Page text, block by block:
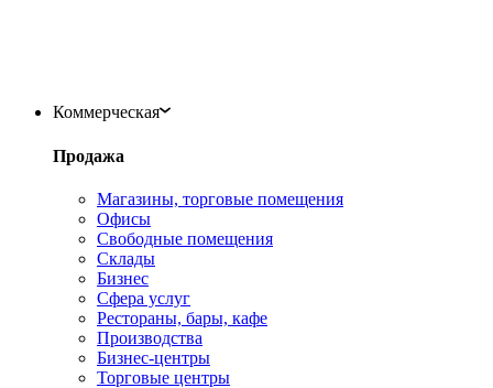
Коммерческая
Продажа
Магазины, торговые помещения
Офисы
Свободные помещения
Склады
Бизнес
Сфера услуг
Рестораны, бары, кафе
Производства
Бизнес-центры
Торговые центры